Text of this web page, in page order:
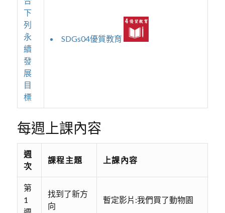
下
列
永
續
發
展
目
標
SDGs04優質教育
每週上課內容
週
次
課程主題 上課內容
第
1
找到了新方
向
暫定影片:我們買了動物園